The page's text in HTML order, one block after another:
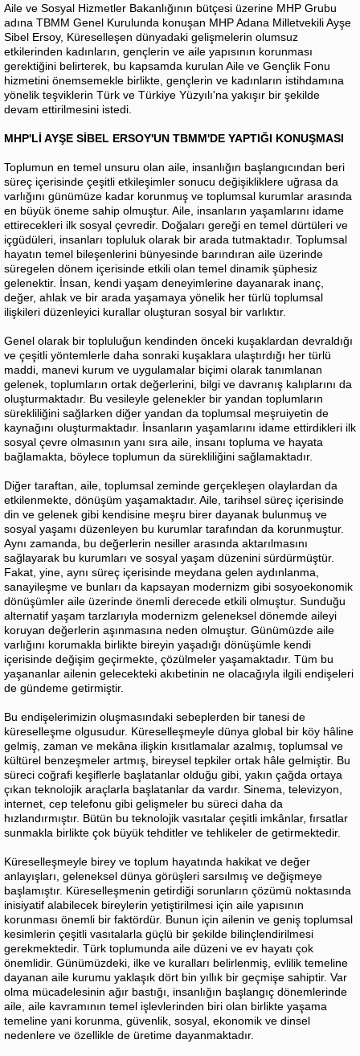
Aile ve Sosyal Hizmetler Bakanlığının bütçesi üzerine MHP Grubu
adına TBMM Genel Kurulunda konuşan MHP Adana Milletvekili Ayşe
Sibel Ersoy, Küreselleşen dünyadaki gelişmelerin olumsuz
etkilerinden kadınların, gençlerin ve aile yapısının korunması
gerektiğini belirterek, bu kapsamda kurulan Aile ve Gençlik Fonu
hizmetini önemsemekle birlikte, gençlerin ve kadınların istihdamına
yönelik teşviklerin Türk ve Türkiye Yüzyılı'na yakışır bir şekilde
devam ettirilmesini istedi.
MHP'Lİ AYŞE SİBEL ERSOY'UN TBMM'DE YAPTIĞI KONUŞMASI
Toplumun en temel unsuru olan aile, insanlığın başlangıcından beri
süreç içerisinde çeşitli etkileşimler sonucu değişikliklere uğrasa da
varlığını günümüze kadar korunmuş ve toplumsal kurumlar arasında
en büyük öneme sahip olmuştur. Aile, insanların yaşamlarını idame
ettirecekleri ilk sosyal çevredir. Doğaları gereği en temel dürtüleri ve
içgüdüleri, insanları topluluk olarak bir arada tutmaktadır. Toplumsal
hayatın temel bileşenlerini bünyesinde barındıran aile üzerinde
süregelen dönem içerisinde etkili olan temel dinamik şüphesiz
gelenektir. İnsan, kendi yaşam deneyimlerine dayanarak inanç,
değer, ahlak ve bir arada yaşamaya yönelik her türlü toplumsal
ilişkileri düzenleyici kurallar oluşturan sosyal bir varlıktır.
Genel olarak bir topluluğun kendinden önceki kuşaklardan devraldığı
ve çeşitli yöntemlerle daha sonraki kuşaklara ulaştırdığı her türlü
maddi, manevi kurum ve uygulamalar biçimi olarak tanımlanan
gelenek, toplumların ortak değerlerini, bilgi ve davranış kalıplarını da
oluşturmaktadır. Bu vesileyle gelenekler bir yandan toplumların
sürekliliğini sağlarken diğer yandan da toplumsal meşruiyetin de
kaynağını oluşturmaktadır. İnsanların yaşamlarını idame ettirdikleri ilk
sosyal çevre olmasının yanı sıra aile, insanı topluma ve hayata
bağlamakta, böylece toplumun da sürekliliğini sağlamaktadır.
Diğer taraftan, aile, toplumsal zeminde gerçekleşen olaylardan da
etkilenmekte, dönüşüm yaşamaktadır. Aile, tarihsel süreç içerisinde
din ve gelenek gibi kendisine meşru birer dayanak bulunmuş ve
sosyal yaşamı düzenleyen bu kurumlar tarafından da korunmuştur.
Aynı zamanda, bu değerlerin nesiller arasında aktarılmasını
sağlayarak bu kurumları ve sosyal yaşam düzenini sürdürmüştür.
Fakat, yine, aynı süreç içerisinde meydana gelen aydınlanma,
sanayileşme ve bunları da kapsayan modernizm gibi sosyoekonomik
dönüşümler aile üzerinde önemli derecede etkili olmuştur. Sunduğu
alternatif yaşam tarzlarıyla modernizm geleneksel dönemde aileyi
koruyan değerlerin aşınmasına neden olmuştur. Günümüzde aile
varlığını korumakla birlikte bireyin yaşadığı dönüşümle kendi
içerisinde değişim geçirmekte, çözülmeler yaşamaktadır. Tüm bu
yaşananlar ailenin gelecekteki akıbetinin ne olacağıyla ilgili endişeleri
de gündeme getirmiştir.
Bu endişelerimizin oluşmasındaki sebeplerden bir tanesi de
küreselleşme olgusudur. Küreselleşmeyle dünya global bir köy hâline
gelmiş, zaman ve mekâna ilişkin kısıtlamalar azalmış, toplumsal ve
kültürel benzeşmeler artmış, bireysel tepkiler ortak hâle gelmiştir. Bu
süreci coğrafi keşiflerle başlatanlar olduğu gibi, yakın çağda ortaya
çıkan teknolojik araçlarla başlatanlar da vardır. Sinema, televizyon,
internet, cep telefonu gibi gelişmeler bu süreci daha da
hızlandırmıştır. Bütün bu teknolojik vasıtalar çeşitli imkânlar, fırsatlar
sunmakla birlikte çok büyük tehditler ve tehlikeler de getirmektedir.
Küreselleşmeyle birey ve toplum hayatında hakikat ve değer
anlayışları, geleneksel dünya görüşleri sarsılmış ve değişmeye
başlamıştır. Küreselleşmenin getirdiği sorunların çözümü noktasında
inisiyatif alabilecek bireylerin yetiştirilmesi için aile yapısının
korunması önemli bir faktördür. Bunun için ailenin ve geniş toplumsal
kesimlerin çeşitli vasıtalarla güçlü bir şekilde bilinçlendirilmesi
gerekmektedir. Türk toplumunda aile düzeni ve ev hayatı çok
önemlidir. Günümüzdeki, ilke ve kuralları belirlenmiş, evlilik temeline
dayanan aile kurumu yaklaşık dört bin yıllık bir geçmişe sahiptir. Var
olma mücadelesinin ağır bastığı, insanlığın başlangıç dönemlerinde
aile, aile kavramının temel işlevlerinden biri olan birlikte yaşama
temeline yani korunma, güvenlik, sosyal, ekonomik ve dinsel
nedenlere ve özellikle de üretime dayanmaktadır.